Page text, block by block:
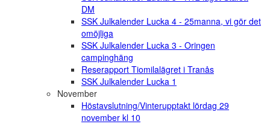
DM
SSK Julkalender Lucka 4 - 25manna, vi gör det
omöjliga
SSK Julkalender Lucka 3 - Oringen
campinghäng
Reserapport Tiomilalägret i Tranås
SSK Julkalender Lucka 1
November
Höstavslutning/Vinterupptakt lördag 29
november kl 10